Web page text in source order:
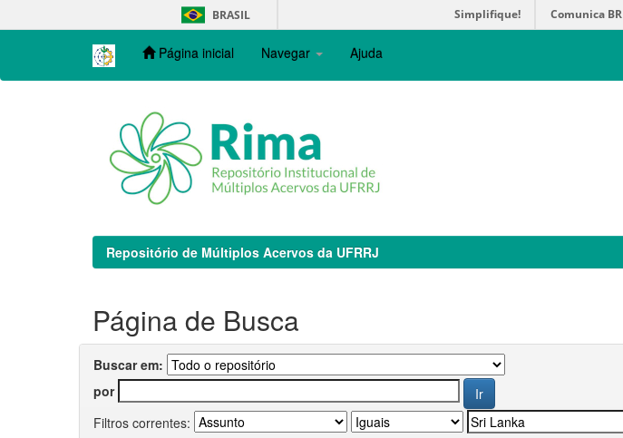
navigation
BRASIL Simplifique! Comunica BR
Página inicial Navegar Ajuda
Repositório de Múltiplos Acervos da UFRRJ
Página de Busca
Buscar em:
por
Filtros correntes: